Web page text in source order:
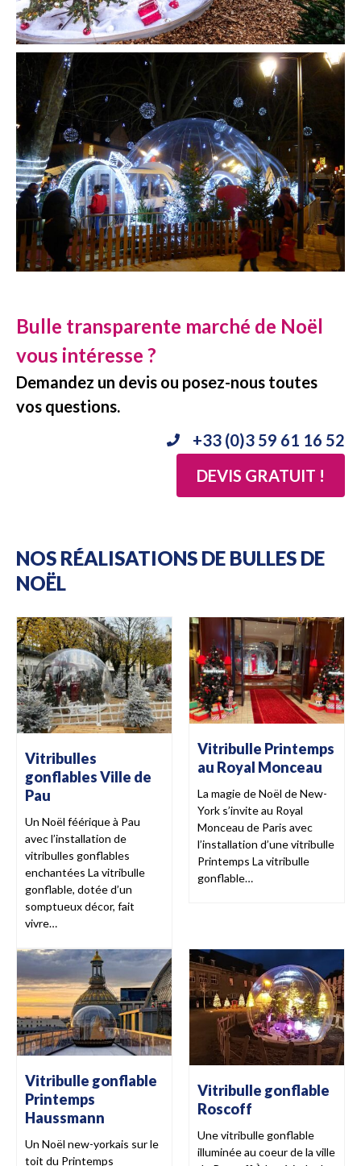
Bulle transparente marché de Noël
vous intéresse ?
Demandez un devis ou posez-nous toutes
vos questions.
+33 (0)3 59 61 16 52
DEVIS GRATUIT !
NOS RÉALISATIONS DE BULLES DE
NOËL
Vitribulles
gonflables Ville de
Pau
Un Noël féérique à Pau
avec l’installation de
vitribulles gonflables
enchantées La vitribulle
gonflable, dotée d’un
somptueux décor, fait
vivre…
Vitribulle Printemps
au Royal Monceau
La magie de Noël de New-
York s’invite au Royal
Monceau de Paris avec
l’installation d’une vitribulle
Printemps La vitribulle
gonflable…
Vitribulle gonflable
Printemps
Haussmann
Un Noël new-yorkais sur le
toit du Printemps
Vitribulle gonflable
Roscoff
Une vitribulle gonflable
illuminée au coeur de la ville